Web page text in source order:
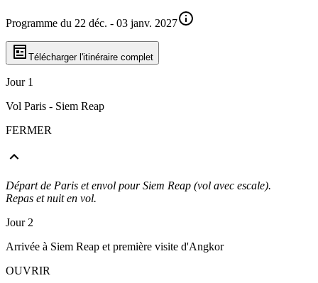
Programme du 22 déc. - 03 janv. 2027
Télécharger l'itinéraire complet
Jour 1
Vol Paris - Siem Reap
FERMER
Départ de Paris et envol pour Siem Reap (vol avec escale).
Repas et nuit en vol.
Jour 2
Arrivée à Siem Reap et première visite d'Angkor
OUVRIR